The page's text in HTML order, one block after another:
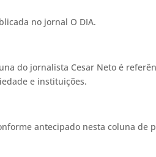
no jornal O DIA.
do jornalista Cesar Neto é
e instituições.
antecipado nesta coluna de